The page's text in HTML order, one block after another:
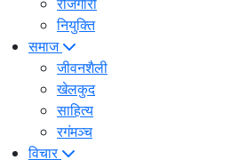
नियुक्ति
समाज
जीवनशैली
खेलकुद
साहित्य
रगंमञ्च
विचार